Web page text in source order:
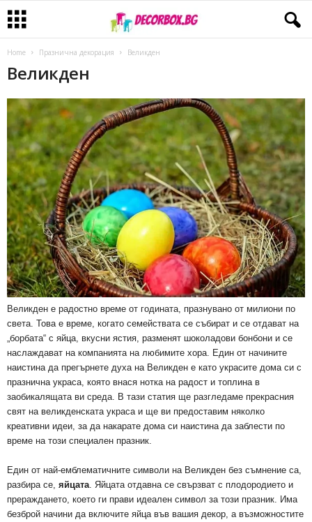
Home Празнична декорация Великден
Великден
Великден е радостно време от годината, празнувано от милиони по
света. Това е време, когато семействата се събират и се отдават на
„борбата“ с яйца, вкусни ястия, разменят шоколадови бонбони и се
наслаждават на компанията на любимите хора. Един от начините
наистина да прегърнете духа на Великден е като украсите дома си с
празнична украса, която внася нотка на радост и топлина в
заобикалящата ви среда. В тази статия ще разгледаме прекрасния
свят на великденската украса и ще ви предоставим няколко
креативни идеи, за да накарате дома си наистина да заблести по
време на този специален празник.
Един от най-емблематичните символи на Великден без съмнение са,
разбира се, яйцата . Яйцата отдавна се свързват с плодородието и
прераждането, което ги прави идеален символ за този празник. Има
безброй начини да включите яйца във вашия декор, а възможностите